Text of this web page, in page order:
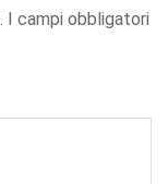
I campi obbligatori